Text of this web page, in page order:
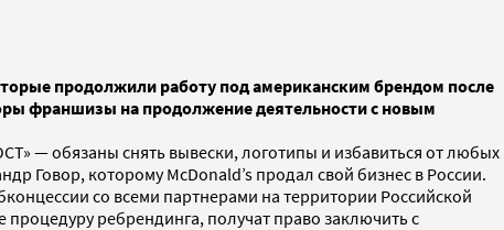
продолжили работу под американским брендом после
франшизы на продолжение деятельности с новым
— обязаны снять вывески, логотипы и избавиться от любых
Говор, которому McDonald’s продал свой бизнес в России.
со всеми партнерами на территории Российской
ребрендинга, получат право заключить с